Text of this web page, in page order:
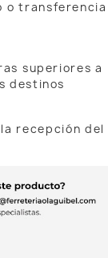
o transferencia
superiores a
destinos
recepción del